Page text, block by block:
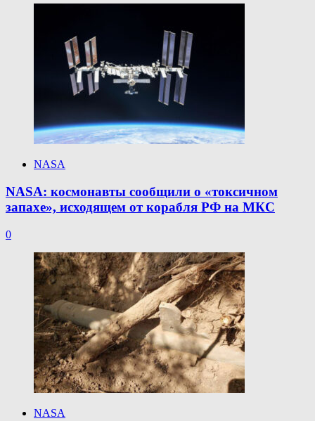
NASA
NASA: космонавты сообщили о «токсичном
запахе», исходящем от корабля РФ на МКС
0
NASA